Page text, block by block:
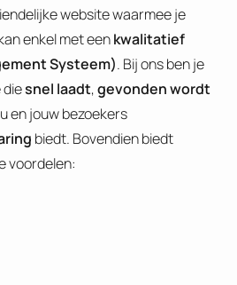
website waarmee je
enkel met eenkwalitatief
Systeem). Bij ons ben je
diesnel laadt,gevonden wordt
en jouw bezoekers
biedt. Bovendien biedt
voordelen: